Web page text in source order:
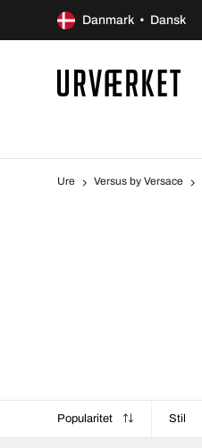
Danmark • Dansk
Ure Versus by Versace
Popularitet Stil